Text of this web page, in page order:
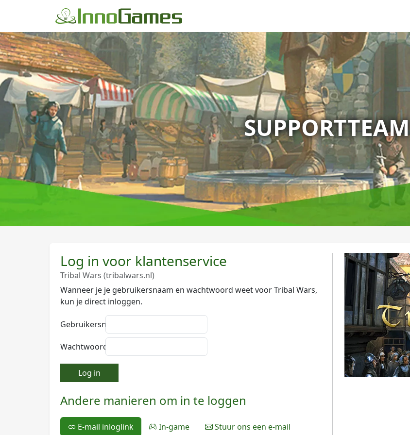
SUPPORTTEAM
Log in voor klantenservice
Tribal Wars (tribalwars.nl)
Wanneer je je gebruikersnaam en wachtwoord weet voor Tribal Wars,
kun je direct inloggen.
Gebruikersnaam:
Wachtwoord:
Log in
Andere manieren om in te loggen
E-mail inloglink In-game Stuur ons een e-mail